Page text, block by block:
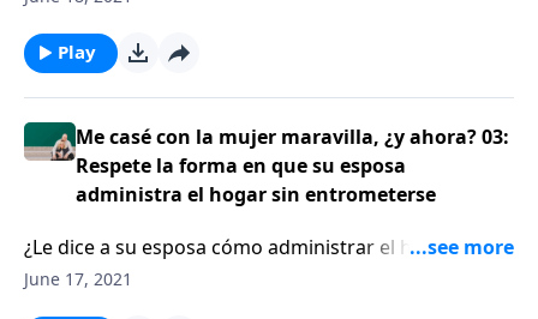
usualmente es el castillo de un varón, pero es el nido
de una mujer. Por lo tanto, un esposo sabio no
su esposa.
Play
Me casé con la mujer maravilla, ¿y ahora? 03:
Respete la forma en que su esposa
administra el hogar sin entrometerse
¿Le dice a su esposa cómo administrar el hogar? Si es
así, será mejor que lo reconsidere. El escritor Jess
June 17, 2021